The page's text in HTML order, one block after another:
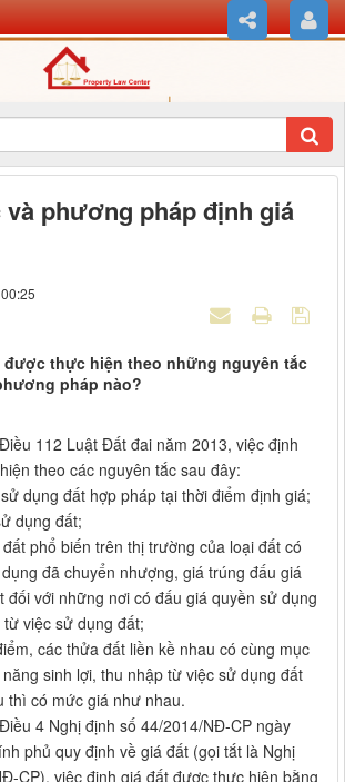
và phương pháp định giá
được thực hiện theo những nguyên tắc
pháp nào?
112 Luật Đất đai năm 2013, việc định
theo các nguyên tắc sau đây:
dụng đất hợp pháp tại thời điểm định giá;
dụng đất;
phổ biến trên thị trường của loại đất có
đã chuyển nhượng, giá trúng đấu giá
đối với những nơi có đấu giá quyền sử dụng
việc sử dụng đất;
các thửa đất liền kề nhau có cùng mục
sinh lợi, thu nhập từ việc sử dụng đất
thì có mức giá như nhau.
4 Nghị định số 44/2014/NĐ-CP ngày
phủ quy định về giá đất (gọi tắt là Nghị
CP), việc định giá đất được thực hiện bằng